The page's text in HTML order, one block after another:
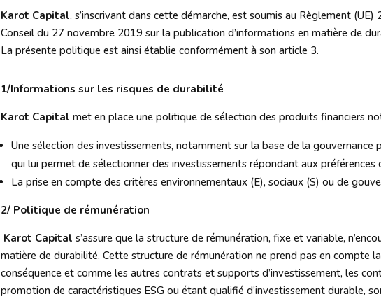
Karot Capital, s’inscrivant dans cette démarche, est soumis au Règlement
Conseil du 27 novembre 2019 sur la publication d’informations en matière de
La présente politique est ainsi établie conformément à son article 3.
1/Informations sur les risques de durabilité
Karot Capital met en place une politique de sélection des produits financiers
Une sélection des investissements, notamment sur la base de la gouvernance
qui lui permet de sélectionner des investissements répondant aux préférences
La prise en compte des critères environnementaux (E), sociaux (S) ou de
2/ Politique de rémunération
Karot Capital s’assure que la structure de rémunération, fixe et variable,
matière de durabilité. Cette structure de rémunération ne prend pas en compte
conséquence et comme les autres contrats et supports d’investissement, les
promotion de caractéristiques ESG ou étant qualifié d’investissement durable,